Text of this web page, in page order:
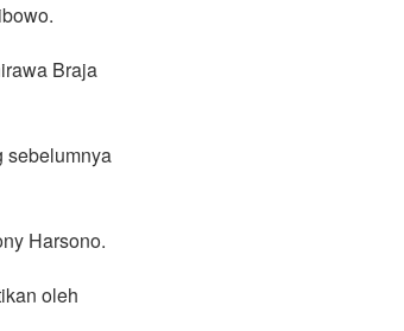
Braja
sebelumnya
Harsono.
oleh